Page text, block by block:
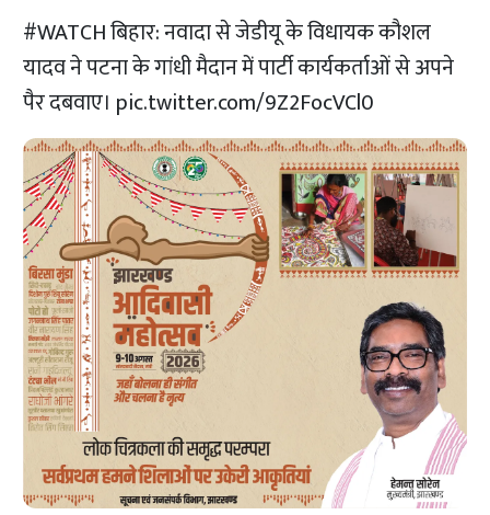
#WATCHबिहार: नवादा से जेडीयू के विधायक कौशल
यादव ने पटना के गांधी मैदान में पार्टी कार्यकर्ताओं से अपने
पैर दबवाए। pic.twitter.com/9Z2FocVCl0